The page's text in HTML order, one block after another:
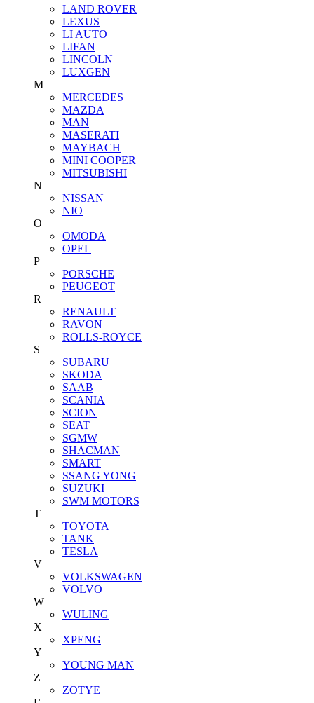
LAND ROVER
LEXUS
LI AUTO
LIFAN
LINCOLN
LUXGEN
M
MERCEDES
MAZDA
MAN
MASERATI
MAYBACH
MINI COOPER
MITSUBISHI
N
NISSAN
NIO
O
OMODA
OPEL
P
PORSCHE
PEUGEOT
R
RENAULT
RAVON
ROLLS-ROYCE
S
SUBARU
SKODA
SAAB
SCANIA
SCION
SEAT
SGMW
SHACMAN
SMART
SSANG YONG
SUZUKI
SWM MOTORS
T
TOYOTA
TANK
TESLA
V
VOLKSWAGEN
VOLVO
W
WULING
X
XPENG
Y
YOUNG MAN
Z
ZOTYE